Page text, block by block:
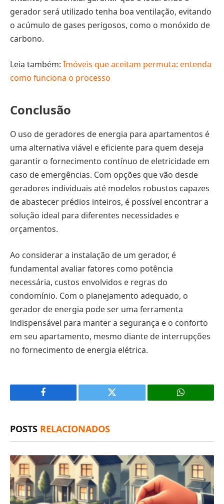
gerador será utilizado tenha boa ventilação, evitando
o acúmulo de gases perigosos, como o monóxido de
carbono.
Leia também: Imóveis que aceitam permuta: entenda
como funciona o processo
Conclusão
O uso de geradores de energia para apartamentos é
uma alternativa viável e eficiente para quem deseja
garantir o fornecimento contínuo de eletricidade em
caso de emergências. Com opções que vão desde
geradores individuais até modelos robustos capazes
de abastecer prédios inteiros, é possível encontrar a
solução ideal para diferentes necessidades e
orçamentos.
Ao considerar a instalação de um gerador, é
fundamental avaliar fatores como potência
necessária, custos envolvidos e regras do
condomínio. Com o planejamento adequado, o
gerador de energia pode ser uma ferramenta
indispensável para manter a segurança e o conforto
em seu apartamento, mesmo diante de interrupções
no fornecimento de energia elétrica.
Facebook
X
POSTS RELACIONADOS